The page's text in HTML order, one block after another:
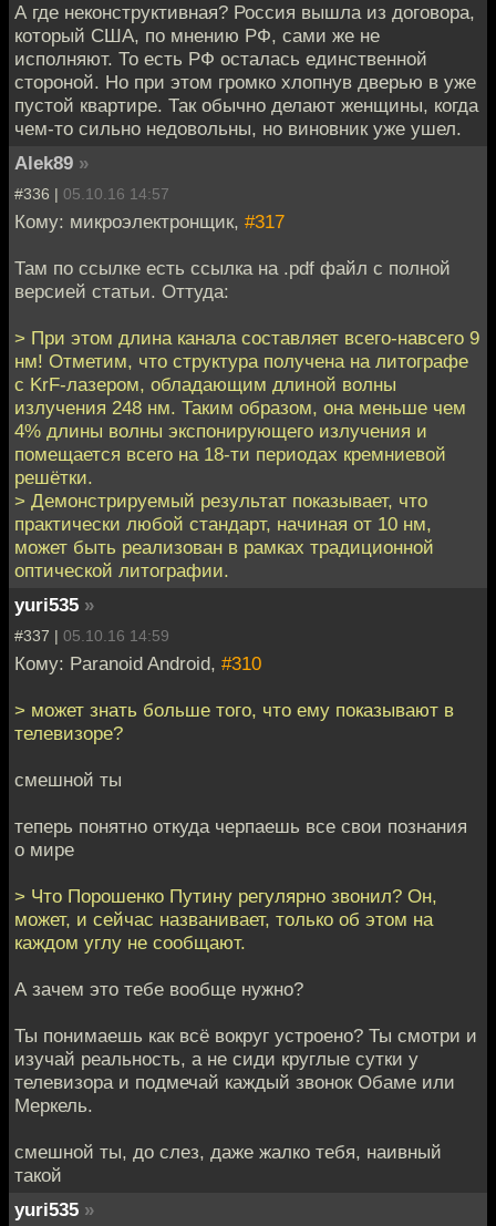
А где неконструктивная? Россия вышла из договора,
который США, по мнению РФ, сами же не
исполняют. То есть РФ осталась единственной
стороной. Но при этом громко хлопнув дверью в уже
пустой квартире. Так обычно делают женщины, когда
чем-то сильно недовольны, но виновник уже ушел.
Alek89 »
#336 | 05.10.16 14:57
Кому: микроэлектронщик, #317
Там по ссылке есть ссылка на .pdf файл с полной
версией статьи. Оттуда:
> При этом длина канала составляет всего-навсего 9
нм! Отметим, что структура получена на литографе
с KrF-лазером, обладающим длиной волны
излучения 248 нм. Таким образом, она меньше чем
4% длины волны экспонирующего излучения и
помещается всего на 18-ти периодах кремниевой
решётки.
> Демонстрируемый результат показывает, что
практически любой стандарт, начиная от 10 нм,
может быть реализован в рамках традиционной
оптической литографии.
yuri535 »
#337 | 05.10.16 14:59
Кому: Paranoid Android, #310
> может знать больше того, что ему показывают в
телевизоре?
смешной ты
теперь понятно откуда черпаешь все свои познания
о мире
> Что Порошенко Путину регулярно звонил? Он,
может, и сейчас названивает, только об этом на
каждом углу не сообщают.
А зачем это тебе вообще нужно?
Ты понимаешь как всё вокруг устроено? Ты смотри и
изучай реальность, а не сиди круглые сутки у
телевизора и подмечай каждый звонок Обаме или
Меркель.
смешной ты, до слез, даже жалко тебя, наивный
такой
yuri535 »